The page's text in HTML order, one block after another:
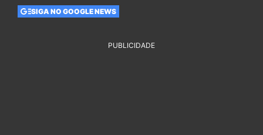
SIGA NO GOOGLE NEWS
PUBLICIDADE